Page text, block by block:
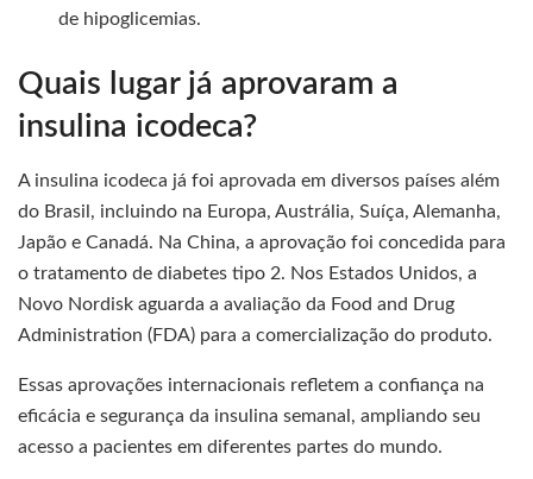
de hipoglicemias.
Quais lugar já aprovaram a
insulina icodeca?
A insulina icodeca já foi aprovada em diversos países além
do Brasil, incluindo na Europa, Austrália, Suíça, Alemanha,
Japão e Canadá. Na China, a aprovação foi concedida para
o tratamento de diabetes tipo 2. Nos Estados Unidos, a
Novo Nordisk aguarda a avaliação da Food and Drug
Administration (FDA) para a comercialização do produto.
Essas aprovações internacionais refletem a confiança na
eficácia e segurança da insulina semanal, ampliando seu
acesso a pacientes em diferentes partes do mundo.